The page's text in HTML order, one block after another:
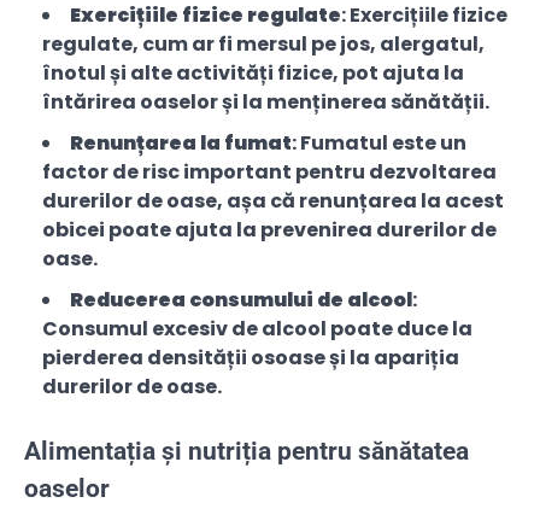
Exercițiile fizice regulate: Exercițiile fizice
regulate, cum ar fi mersul pe jos, alergatul,
înotul și alte activități fizice, pot ajuta la
întărirea oaselor și la menținerea sănătății.
Renunțarea la fumat: Fumatul este un
factor de risc important pentru dezvoltarea
durerilor de oase, așa că renunțarea la acest
obicei poate ajuta la prevenirea durerilor de
oase.
Reducerea consumului de alcool:
Consumul excesiv de alcool poate duce la
pierderea densității osoase și la apariția
durerilor de oase.
Alimentația și nutriția pentru sănătatea
oaselor